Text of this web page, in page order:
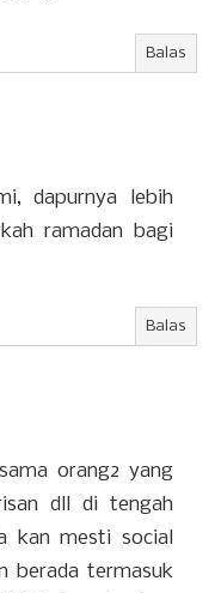
Balas
dapurnya lebih
ramadan bagi
Balas
orang2 yang
dll di tengah
kan mesti social
berada termasuk